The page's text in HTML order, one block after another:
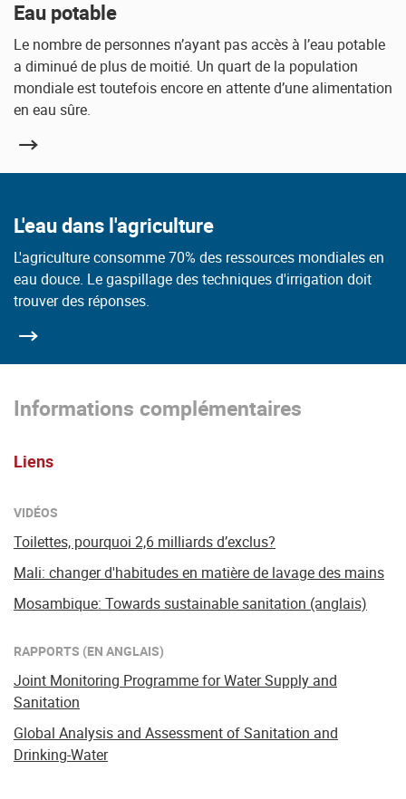
Eau potable
Le nombre de personnes n’ayant pas accès à l’eau potable
a diminué de plus de moitié. Un quart de la population
mondiale est toutefois encore en attente d’une alimentation
en eau sûre.
L'eau dans l'agriculture
L'agriculture consomme 70% des ressources mondiales en
eau douce. Le gaspillage des techniques d'irrigation doit
trouver des réponses.
Informations complémentaires
Liens
VIDÉOS
Toilettes, pourquoi 2,6 milliards d’exclus?
Mali: changer d'habitudes en matière de lavage des mains
Mosambique: Towards sustainable sanitation (anglais)
RAPPORTS (EN ANGLAIS)
Joint Monitoring Programme for Water Supply and
Sanitation
Global Analysis and Assessment of Sanitation and
Drinking-Water